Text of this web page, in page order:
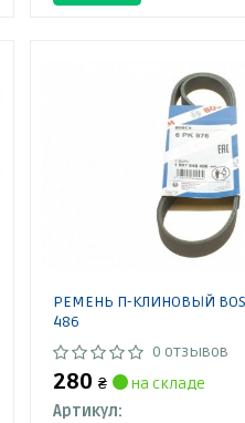
РЕМЕНЬ П-КЛИНОВЫЙ
486
0 отзывов
280₴
на складе
Артикул: